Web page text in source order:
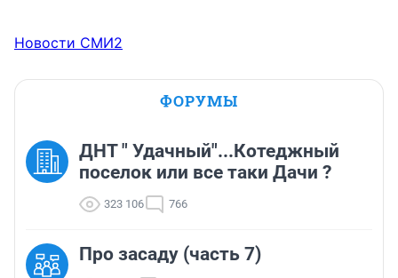
Новости СМИ2
ФОРУМЫ
ДНТ " Удачный"...Котеджный
поселок или все таки Дачи ?
323 106 766
Про засаду (часть 7)